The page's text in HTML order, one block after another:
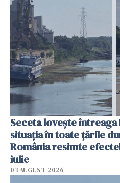
Seceta lovește întreaga
situația în toate țările
România resimte
iulie
03 AUGUST 2026